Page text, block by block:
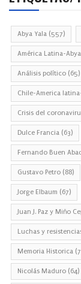
Abya Yala (557)
América Latina-
Análisis político (65)
Chile-America
Crisis del
Dulce Francia (63)
Fernando Buen
Gustavo Petro (88)
Jorge Elbaum (67)
Juan J. Paz y Miño
Luchas y
Memoria Historica
Nicolás Maduro (64)